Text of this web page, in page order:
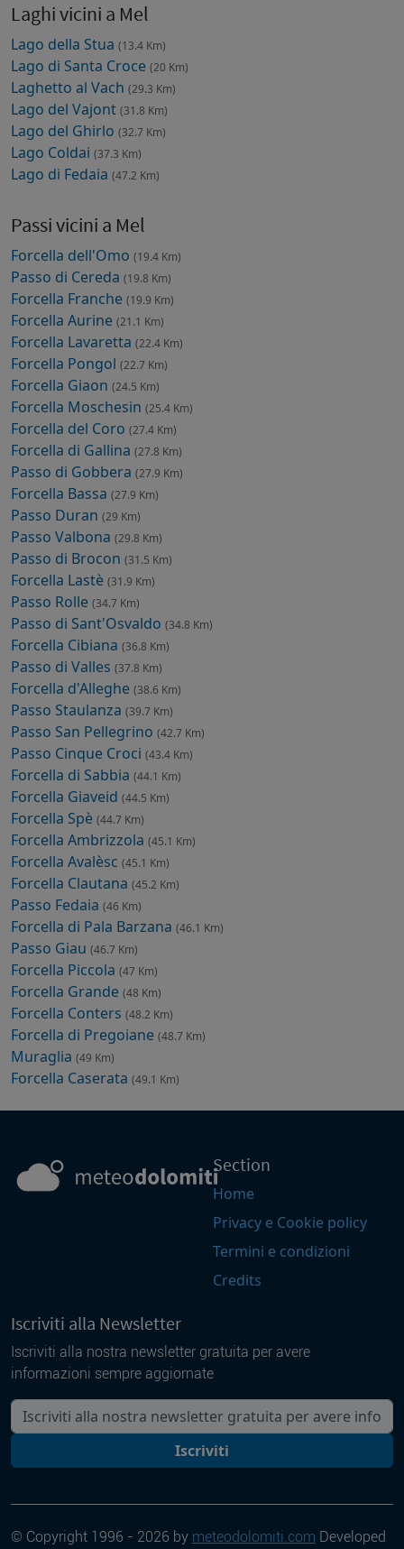
Laghi vicini a Mel
Lago della Stua (13.4 Km)
Lago di Santa Croce (20 Km)
Laghetto al Vach (29.3 Km)
Lago del Vajont (31.8 Km)
Lago del Ghirlo (32.7 Km)
Lago Coldai (37.3 Km)
Lago di Fedaia (47.2 Km)
Passi vicini a Mel
Forcella dell'Omo (19.4 Km)
Passo di Cereda (19.8 Km)
Forcella Franche (19.9 Km)
Forcella Aurine (21.1 Km)
Forcella Lavaretta (22.4 Km)
Forcella Pongol (22.7 Km)
Forcella Giaon (24.5 Km)
Forcella Moschesin (25.4 Km)
Forcella del Coro (27.4 Km)
Forcella di Gallina (27.8 Km)
Passo di Gobbera (27.9 Km)
Forcella Bassa (27.9 Km)
Passo Duran (29 Km)
Passo Valbona (29.8 Km)
Passo di Brocon (31.5 Km)
Forcella Lastè (31.9 Km)
Passo Rolle (34.7 Km)
Passo di Sant'Osvaldo (34.8 Km)
Forcella Cibiana (36.8 Km)
Passo di Valles (37.8 Km)
Forcella d'Alleghe (38.6 Km)
Passo Staulanza (39.7 Km)
Passo San Pellegrino (42.7 Km)
Passo Cinque Croci (43.4 Km)
Forcella di Sabbia (44.1 Km)
Forcella Giaveid (44.5 Km)
Forcella Spè (44.7 Km)
Forcella Ambrizzola (45.1 Km)
Forcella Avalèsc (45.1 Km)
Forcella Clautana (45.2 Km)
Passo Fedaia (46 Km)
Forcella di Pala Barzana (46.1 Km)
Passo Giau (46.7 Km)
Forcella Piccola (47 Km)
Forcella Grande (48 Km)
Forcella Conters (48.2 Km)
Forcella di Pregoiane (48.7 Km)
Muraglia (49 Km)
Forcella Caserata (49.1 Km)
Section
Home
Privacy e Cookie policy
Termini e condizioni
Credits
Iscriviti alla Newsletter
Iscriviti alla nostra newsletter gratuita per avere
informazioni sempre aggiornate
La tua mail
Iscriviti
© Copyright 1996 - 2026 by meteodolomiti.com Developed